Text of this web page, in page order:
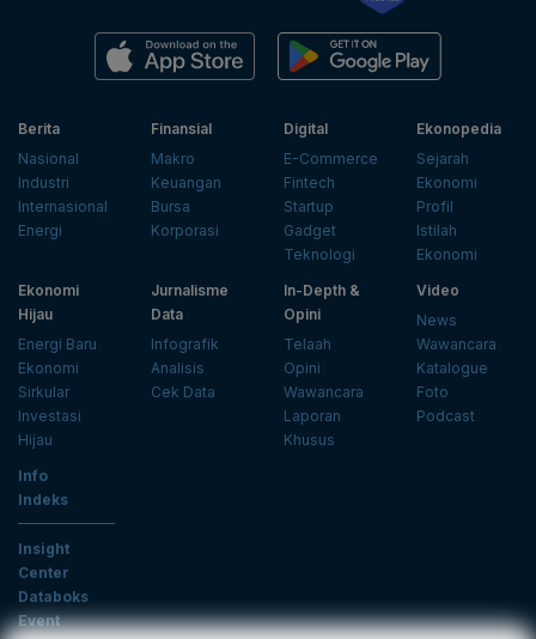
Berita
Nasional
Industri
Internasional
Energi
Finansial
Makro
Keuangan
Bursa
Korporasi
Digital
E-Commerce
Fintech
Startup
Gadget
Teknologi
Ekonopedia
Sejarah
Ekonomi
Profil
Istilah
Ekonomi
Ekonomi
Hijau
Energi Baru
Ekonomi
Sirkular
Investasi
Hijau
Jurnalisme
Data
Infografik
Analisis
Cek Data
In-Depth &
Opini
Telaah
Opini
Wawancara
Laporan
Khusus
Video
News
Wawancara
Katalogue
Foto
Podcast
Info
Indeks
Insight
Center
Databoks
Event